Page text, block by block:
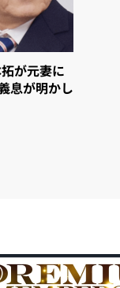
が元妻に
息が明かし